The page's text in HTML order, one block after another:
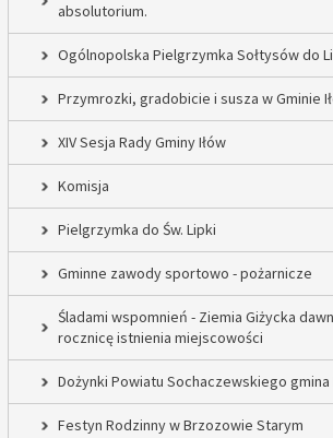
absolutorium.
Ogólnopolska Pielgrzymka Sołtysów do
Przymrozki, gradobicie i susza w Gminie
XIV Sesja Rady Gminy Iłów
Komisja
Pielgrzymka do Św. Lipki
Gminne zawody sportowo - pożarnicze
Śladami wspomnień - Ziemia Giżycka
rocznicę istnienia miejscowości
Dożynki Powiatu Sochaczewskiego gmina
Festyn Rodzinny w Brzozowie Starym